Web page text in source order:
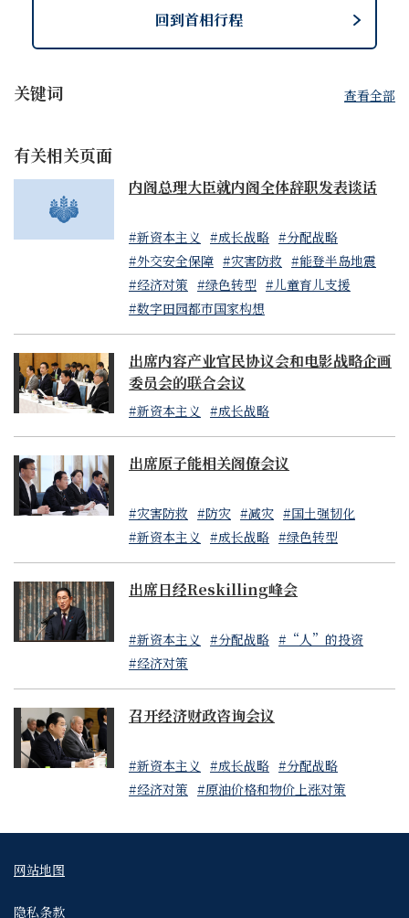
关键词 查看全部
有关相关页面
内阁总理大臣就内阁全体辞职发表谈话
#新资本主义 #成长战略 #分配战略
#外交安全保障 #灾害防救 #能登半岛地震
#经济对策 #绿色转型 #儿童育儿支援
#数字田园都市国家构想
出席内容产业官民协议会和电影战略企画
委员会的联合会议
#新资本主义 #成长战略
出席原子能相关阁僚会议
#灾害防救 #防灾 #减灾 #国土强韧化
#新资本主义 #成长战略 #绿色转型
出席日经Reskilling峰会
#新资本主义 #分配战略 #“人”的投资
#经济对策
召开经济财政咨询会议
#新资本主义 #成长战略 #分配战略
#经济对策 #原油价格和物价上涨对策
回到首相行程
网站地图
隐私条款